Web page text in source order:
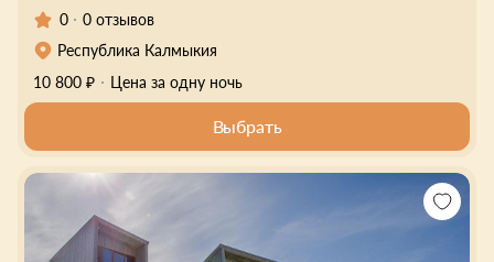
0
0 отзывов
Республика Калмыкия
10 800 ₽
Цена за одну ночь
Выбрать